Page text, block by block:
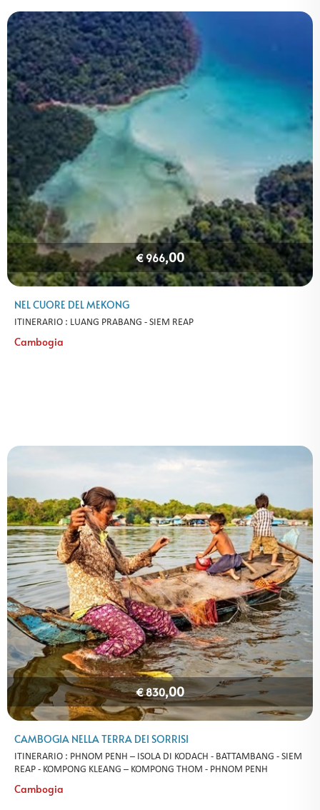
€ 966,00
NEL CUORE DEL MEKONG
ITINERARIO : LUANG PRABANG - SIEM REAP
Cambogia
€ 830,00
CAMBOGIA NELLA TERRA DEI SORRISI
ITINERARIO : PHNOM PENH – ISOLA DI KODACH - BATTAMBANG - SIEM
REAP - KOMPONG KLEANG – KOMPONG THOM - PHNOM PENH
Cambogia